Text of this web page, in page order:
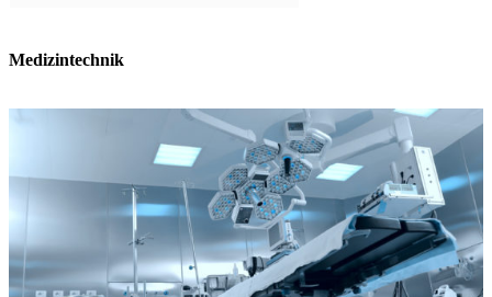
Medizintechnik